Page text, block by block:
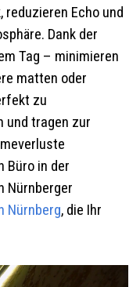
reduzieren Echo und
Dank der
Tag – minimieren
matten oder
zu
und tragen zur
Büro in der
Nürnberger
Nürnberg, die Ihr